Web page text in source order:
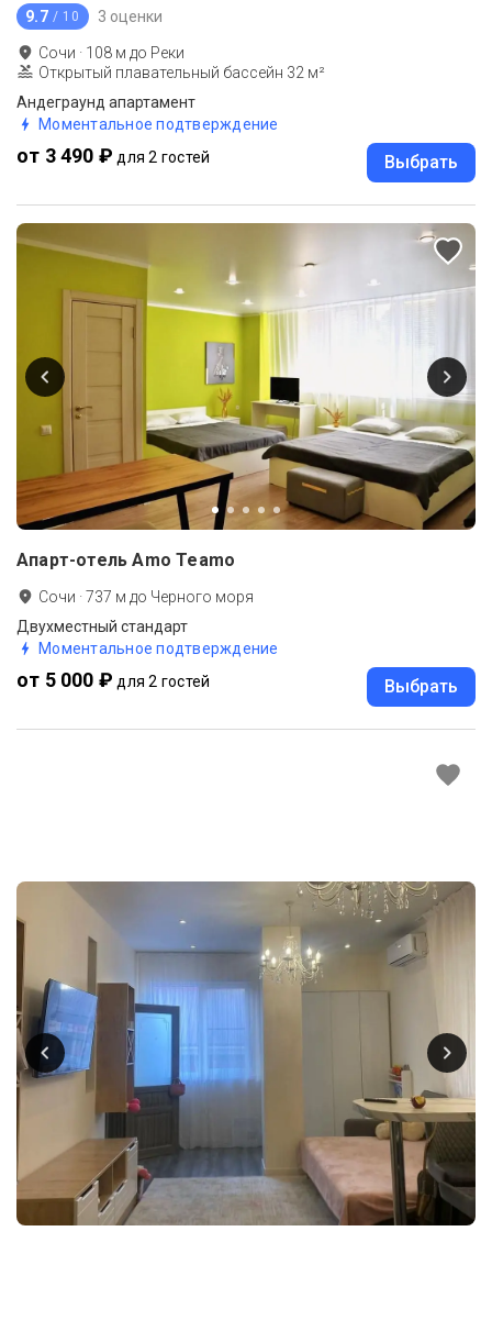
9.7 / 10 3 оценки
Сочи · 108 м до Реки
Открытый плавательный бассейн 32 м²
Андеграунд апартамент
Моментальное подтверждение
от 3 490 ₽ для 2 гостей Выбрать
Апарт-отель Amo Teamo
Сочи ·737 м до Черного моря
Двухместный стандарт
Моментальное подтверждение
от 5 000 ₽ для 2 гостей Выбрать